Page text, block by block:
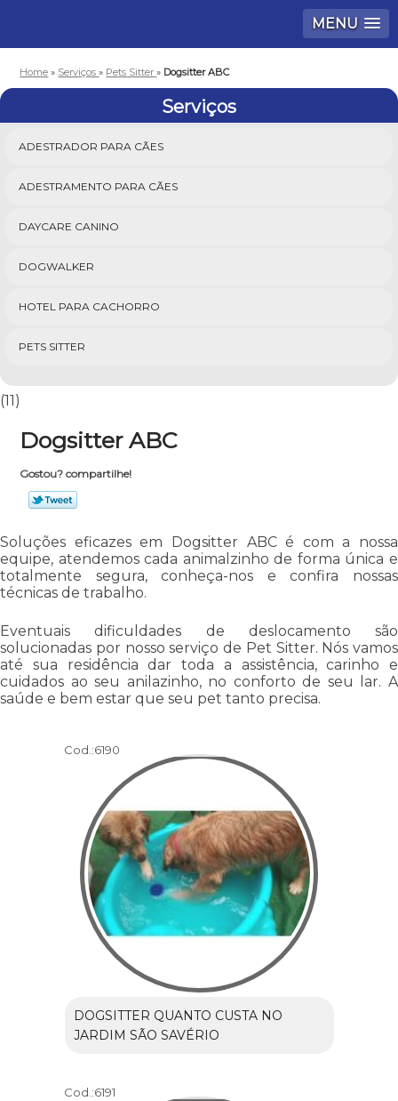
MENU
Home » Serviços» Pets Sitter» Dogsitter ABC
Serviços
ADESTRADOR PARA CÃES
ADESTRAMENTO PARA CÃES
DAYCARE CANINO
DOGWALKER
HOTEL PARA CACHORRO
PETS SITTER
(11)
Dogsitter ABC
Gostou? compartilhe!
Soluções eficazes em Dogsitter ABC é com a nossa
equipe, atendemos cada animalzinho de forma única e
totalmente segura, conheça-nos e confira nossas
técnicas de trabalho.
Eventuais dificuldades de deslocamento são
solucionadas por nosso serviço de Pet Sitter. Nós vamos
até sua residência dar toda a assistência, carinho e
cuidados ao seu anilazinho, no conforto de seu lar. A
saúde e bem estar que seu pet tanto precisa.
Cod.:6190
DOGSITTER QUANTO CUSTA NO
JARDIM SÃO SAVÉRIO
Cod.:6191